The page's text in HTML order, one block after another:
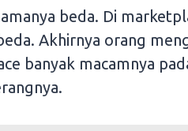
beda. Di
Akhirnya orang
banyak macamnya